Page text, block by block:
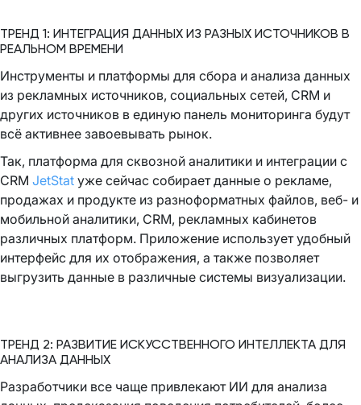
ТРЕНД 1: ИНТЕГРАЦИЯ ДАННЫХ ИЗ РАЗНЫХ ИСТОЧНИКОВ В
РЕАЛЬНОМ ВРЕМЕНИ
Инструменты и платформы для сбора и анализа данных
из рекламных источников, социальных сетей, CRM и
других источников в единую панель мониторинга будут
всё активнее завоевывать рынок.
Так, платформа для сквозной аналитики и интеграции с
CRM JetStat уже сейчас собирает данные о рекламе,
продажах и продукте из разноформатных файлов, веб- и
мобильной аналитики, CRM, рекламных кабинетов
различных платформ. Приложение использует удобный
интерфейс для их отображения, а также позволяет
выгрузить данные в различные системы визуализации.
ТРЕНД 2: РАЗВИТИЕ ИСКУССТВЕННОГО ИНТЕЛЛЕКТА ДЛЯ
АНАЛИЗА ДАННЫХ
Разработчики все чаще привлекают ИИ для анализа